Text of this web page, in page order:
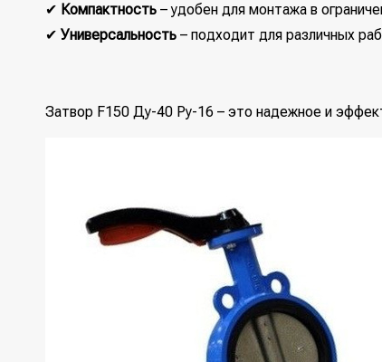
✔ Компактность – удобен для монтажа в
✔ Универсальность – подходит для различных
Затвор F150 Ду-40 Ру-16 – это надежное и